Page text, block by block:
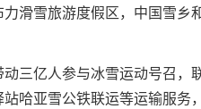
滑雪旅游度假区，中国雪
三亿人参与冰雪运动号召
哈亚雪公铁联运等运输服务